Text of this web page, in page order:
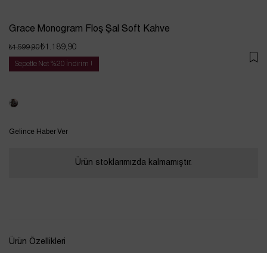
Grace Monogram Floş Şal Soft Kahve
₺1.599,90₺1.189,90
Sepette Net %20 İndirim !
Tükendi
Gelince Haber Ver
Ürün stoklarımızda kalmamıştır.
Ürün Özellikleri